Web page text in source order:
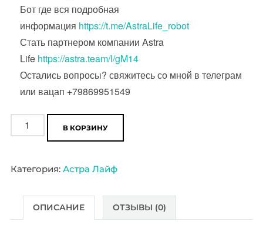
Бот где вся подробная
информация https://t.me/AstraLife_robot
Стать партнером компании Astra
Life https://astra.team/l/gM14
Остались вопросы? свяжитесь со мной в телеграм
или вацап +79869951549
Количество
товара
Энергия
В КОРЗИНУ
Категория: Астра Лайф
ОПИСАНИЕ ОТЗЫВЫ (0)